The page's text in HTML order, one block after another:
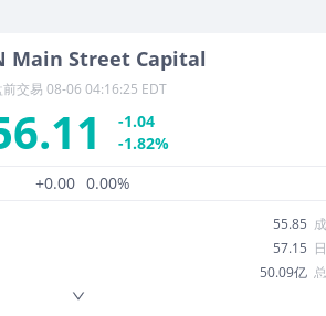
Main Street Capital
前交易 08-06 04:16:25 EDT
-1.04
-1.82%
+0.00 0.00%
55.85
57.15
50.09亿